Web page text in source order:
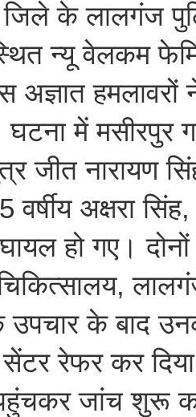
के लालगंज
न्यू वेलकम
हमलावरों
में मसीरपुर
जीत नारायण
अक्षरा
हो गए।
उपचार के बाद
रेफर कर दिया
जांच शुरू